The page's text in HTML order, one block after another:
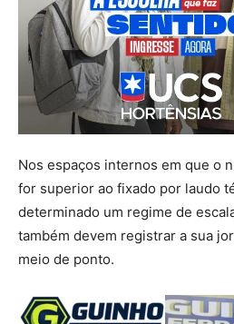
Nos espaços internos em que o
for superior ao fixado por laudo
determinado um regime de
também devem registrar a sua
meio de ponto.